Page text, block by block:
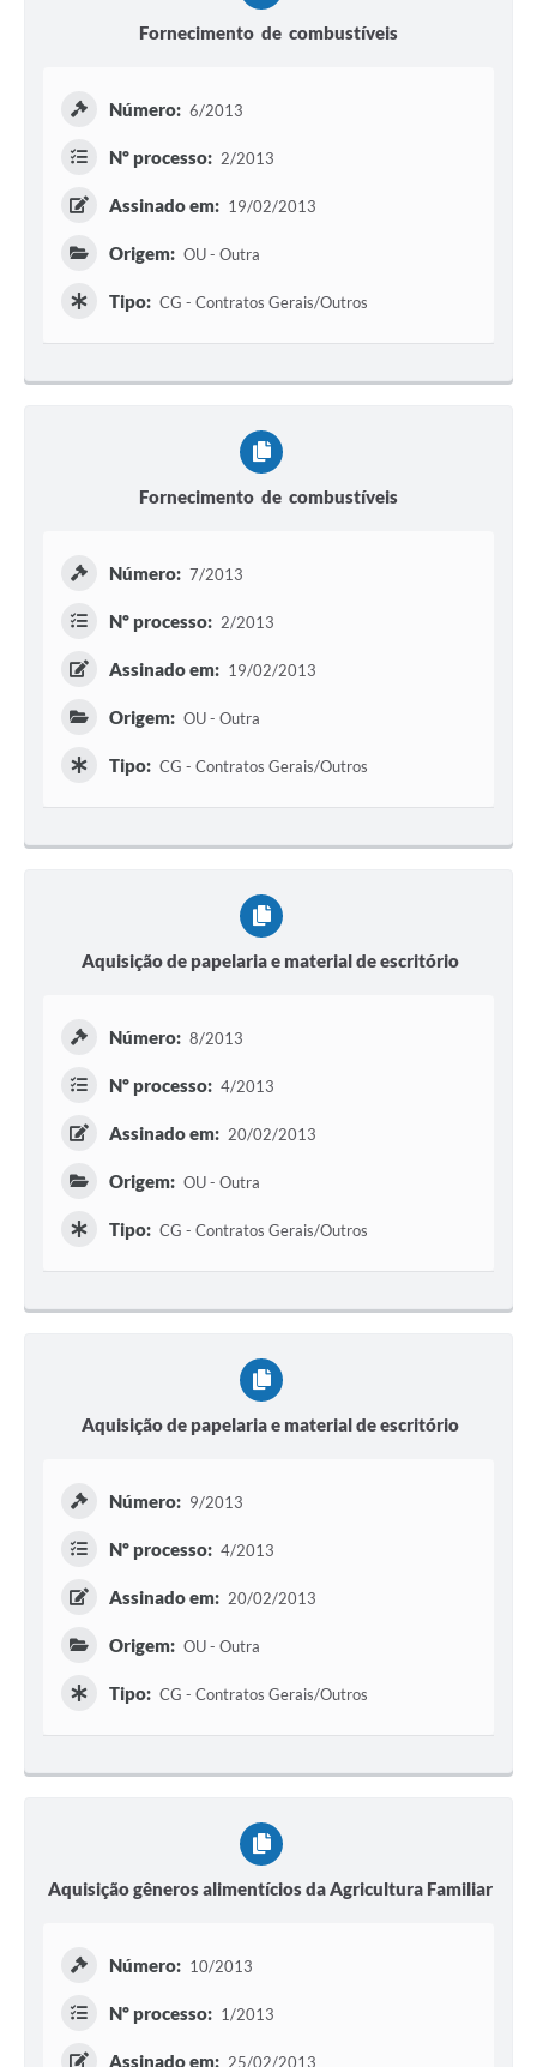
Fornecimento de combustíveis
Número: 6/2013
Nº processo: 2/2013
Assinado em: 19/02/2013
Origem: OU - Outra
Tipo: CG - Contratos Gerais/Outros
Fornecimento de combustíveis
Número: 7/2013
Nº processo: 2/2013
Assinado em: 19/02/2013
Origem: OU - Outra
Tipo: CG - Contratos Gerais/Outros
Aquisição de papelaria e material de escritório
Número: 8/2013
Nº processo: 4/2013
Assinado em: 20/02/2013
Origem: OU - Outra
Tipo: CG - Contratos Gerais/Outros
Aquisição de papelaria e material de escritório
Número: 9/2013
Nº processo: 4/2013
Assinado em: 20/02/2013
Origem: OU - Outra
Tipo: CG - Contratos Gerais/Outros
Aquisição gêneros alimentícios da Agricultura Familiar
Número: 10/2013
Nº processo: 1/2013
Assinado em: 25/02/2013